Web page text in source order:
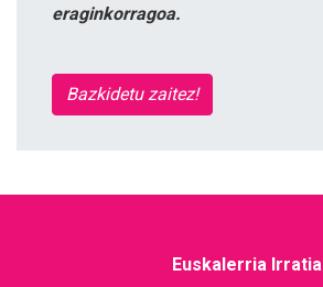
eraginkorragoa.
Bazkidetu zaitez!
Euskalerria Irratia